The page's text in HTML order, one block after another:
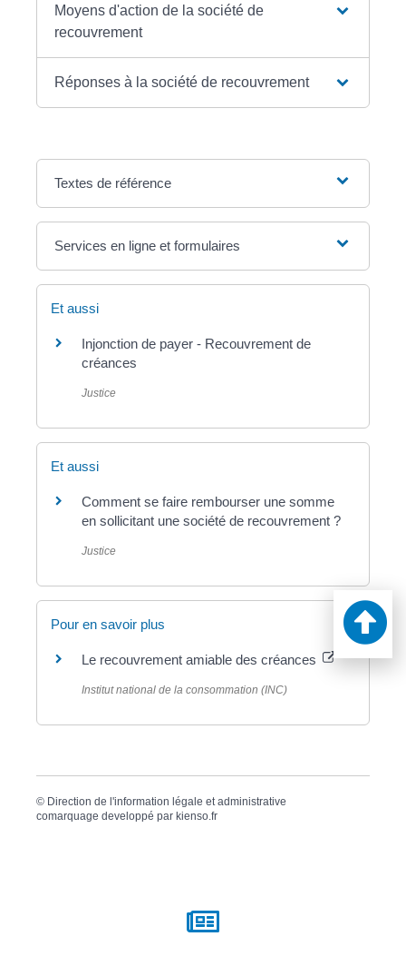
Moyens d'action de la société de
recouvrement
Réponses à la société de recouvrement
Textes de référence
Services en ligne et formulaires
Et aussi
Injonction de payer - Recouvrement de
créances
Justice
Et aussi
Comment se faire rembourser une somme
en sollicitant une société de recouvrement ?
Justice
Pour en savoir plus
Le recouvrement amiable des créances
Institut national de la consommation (INC)
© Direction de l'information légale et administrative
comarquage developpé par kienso.fr